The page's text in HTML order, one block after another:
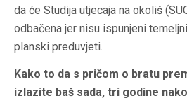
da će Studija utjecaja na okoliš
odbačena jer nisu ispunjeni
planski preduvjeti.
Kako to da s pričom o bratu
izlazite baš sada, tri godine